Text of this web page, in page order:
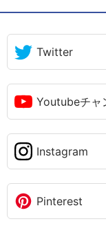
Twitter
Youtubeチャ
Instagram
Pinterest